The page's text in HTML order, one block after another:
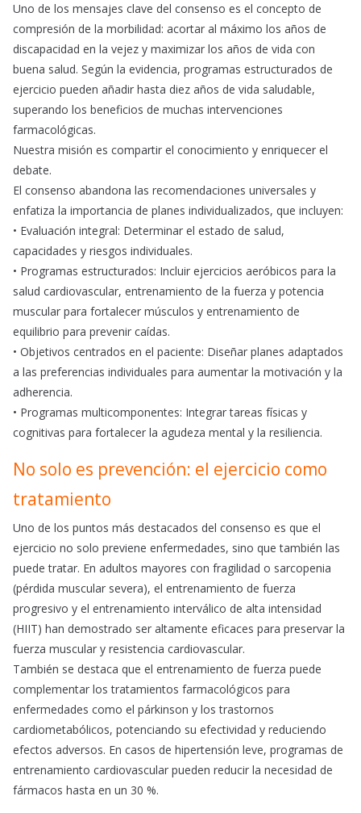
Uno de los mensajes clave del consenso es el concepto de
compresión de la morbilidad: acortar al máximo los años de
discapacidad en la vejez y maximizar los años de vida con
buena salud. Según la evidencia, programas estructurados de
ejercicio pueden añadir hasta diez años de vida saludable,
superando los beneficios de muchas intervenciones
farmacológicas.
Nuestra misión es compartir el conocimiento y enriquecer el
debate.
El consenso abandona las recomendaciones universales y
enfatiza la importancia de planes individualizados, que incluyen:
• Evaluación integral: Determinar el estado de salud,
capacidades y riesgos individuales.
• Programas estructurados: Incluir ejercicios aeróbicos para la
salud cardiovascular, entrenamiento de la fuerza y potencia
muscular para fortalecer músculos y entrenamiento de
equilibrio para prevenir caídas.
• Objetivos centrados en el paciente: Diseñar planes adaptados
a las preferencias individuales para aumentar la motivación y la
adherencia.
• Programas multicomponentes: Integrar tareas físicas y
cognitivas para fortalecer la agudeza mental y la resiliencia.
No solo es prevención: el ejercicio como
tratamiento
Uno de los puntos más destacados del consenso es que el
ejercicio no solo previene enfermedades, sino que también las
puede tratar. En adultos mayores con fragilidad o sarcopenia
(pérdida muscular severa), el entrenamiento de fuerza
progresivo y el entrenamiento interválico de alta intensidad
(HIIT) han demostrado ser altamente eficaces para preservar la
fuerza muscular y resistencia cardiovascular.
También se destaca que el entrenamiento de fuerza puede
complementar los tratamientos farmacológicos para
enfermedades como el párkinson y los trastornos
cardiometabólicos, potenciando su efectividad y reduciendo
efectos adversos. En casos de hipertensión leve, programas de
entrenamiento cardiovascular pueden reducir la necesidad de
fármacos hasta en un 30 %.